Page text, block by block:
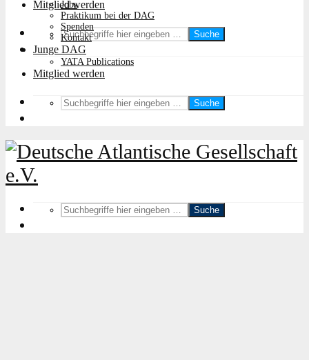
Mitglied werden
Suche
Jobs
Praktikum bei der DAG
Spenden
Kontakt
Junge DAG
YATA Publications
Mitglied werden
Suche
Suche